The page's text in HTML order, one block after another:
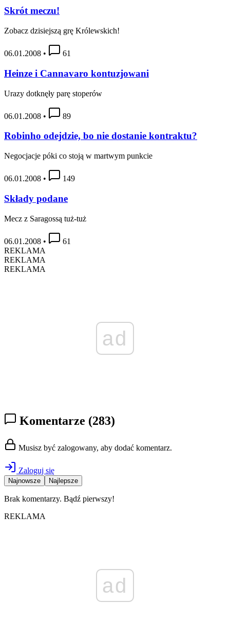
Skrót meczu!
Zobacz dzisiejszą grę Królewskich!
06.01.2008 • 61
Heinze i Cannavaro kontuzjowani
Urazy dotknęły parę stoperów
06.01.2008 • 89
Robinho odejdzie, bo nie dostanie kontraktu?
Negocjacje póki co stoją w martwym punkcie
06.01.2008 • 149
Składy podane
Mecz z Saragossą tuż-tuż
06.01.2008 •
61
REKLAMA
REKLAMA
REKLAMA
ad
Komentarze (283)
Musisz być zalogowany, aby dodać komentarz.
Zaloguj się
Najnowsze Najlepsze
Brak komentarzy. Bądź pierwszy!
REKLAMA
ad